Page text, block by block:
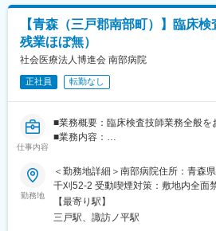
・使用したお薬代金の集金
・健康相談、新商品・サービスのご
※一部、新たに配置薬を置いていただ
す。
└配置薬は無料でおけるので、お客様
品です。
■キャリアパス／評価体制
（1）キャリアパス
可能です。
・昇給1回／最短3年で営業所所長に
・年功序列ではなく、実績と姿勢を見
努力やプロセスもしっかり評価される
額であり、選考を通じて上下する可
固定手当を含めた表記です。
【青森（三戸郡南部町）】臨床
残業ほぼ無）
社会医療法人博進会 南部病院
正社員 転勤なし
仕事内容
■業務概要：臨床検査技師業務全般を
■業務内容：
・心電図ホルター心電図の検査
・採血やエコー検査等できれば尚可。
■組織体制について：現在、臨床検査
ており、適宜外注も活用しながら業
制強化で臨床検査技師としての実務
勤務地
＜勤務地詳細＞南部病院住所：青森
千刈52-2 受動喫煙対策：敷地内全面
【最寄り駅】
三戸駅、諏訪ノ平駅